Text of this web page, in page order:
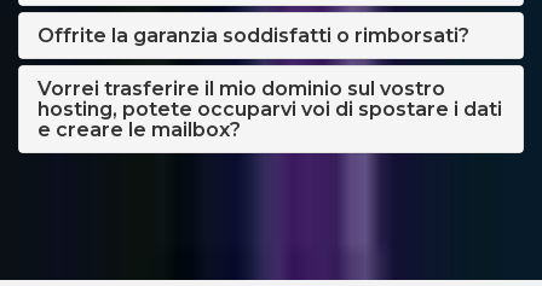
Offrite la garanzia soddisfatti o rimborsati?
Vorrei trasferire il mio dominio sul vostro
hosting, potete occuparvi voi di spostare i dati
e creare le mailbox?